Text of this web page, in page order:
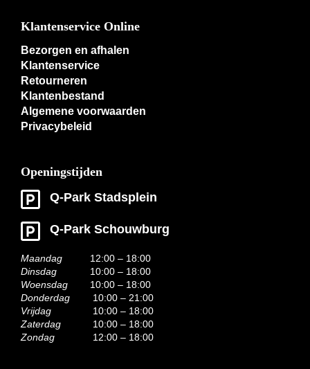
Klantenservice Online
Bezorgen en afhalen
Klantenservice
Retourneren
Klantenbestand
Algemene voorwaarden
Privacybeleid
Openingstijden
Q-Park Stadsplein
Q-Park Schouwburg
Maandag
12:00 – 18:00
Dinsdag
10:00 – 18:00
Woensdag
10:00 – 18:00
Donderdag
10:00 – 21:00
Vrijdag
10:00 – 18:00
Zaterdag
10:00 – 18:00
Zondag
12:00 – 18:00